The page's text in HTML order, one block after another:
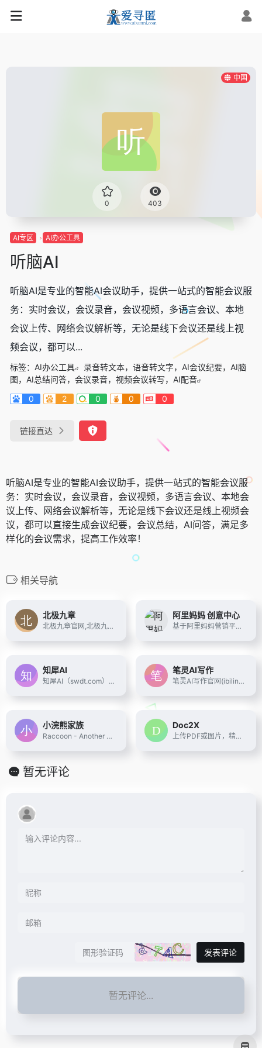
中国
0 403
AI专区 AI办公工具
听脑AI
听脑AI是专业的智能AI会议助手，提供一站式的智能会议服
务：实时会议，会议录音，会议视频，多语言会议、本地
会议上传、网络会议解析等，无论是线下会议还是线上视
频会议，都可以...
标签： AI办公工具
录音转文本，语音转文字，AI会议纪要，AI脑
图，AI总结问答，会议录音，视频会议转写，AI配音
0
2 0 0 0
链接直达
听脑AI是专业的智能AI会议助手，提供一站式的智能会议服
务：实时会议，会议录音，会议视频，多语言会议、本地会
议上传、网络会议解析等，无论是线下会议还是线上视频会
议，都可以直接生成会议纪要，会议总结，AI问答，满足多
样化的会议需求，提高工作效率！
相关导航
北极九章
北极九章官网,北极九章DataGPT,自然语言对话式数据分析软件ChatBI,用AI数据智能问答,实现AI+BI的增强型分析,助力智能决策.已为汽车,制造,金融,零售,快消等行业数十家领先企业提供AI+Data智能应用,满足业务人员自助分析数据,智能生成报表等需求.数据驱动决策.
阿里妈妈 创意中心
基于阿里妈妈营销平台，提供从图文到视频再到落地页的素材级智能化创意支持，是您营销创意数字资产累积和升值的阵地，最大化提升营销的效率和效果。
知犀AI
知犀AI（swdt.com），是一款GPT人工智能Ai思维导图工具，输入一句话即可一键生成思维导图，助您头脑风暴、高效捕捉灵感，并自动拓展脑图或生成文章，显著提高学习或工作效率，快来知犀AI体验吧~
笔灵AI写作
笔灵AI写作官网(ibiling.cn) - 国内领先的AI写作助手与智能工具。专为提高写作效率而设计，提供免费的AI文章改写、论文辅助、商业计划书撰写等服务。无论是学术写作还是商业文案，笔灵AI写作都能快速生成高质量内容，简化您的写作过程。
小浣熊家族
Raccoon - Another Comprehensive CO-pilOt Navigator ｜ Raccoon是基于商汤自研大语言模型的智能助手，包含代码助手、办公助手，满足用户代码编写、数据分析、编程学习等各类需求。
Doc2X
上传PDF或图片，精准公式识别和表格识别,一键高效转换为 Word、LaTeX、HTML、Markdown 等多种格式。支持多语言翻译，提供双语对照翻译体验，搭载大模型技术，满足学术、办公和多场景需求。
暂无评论
发表评论
暂无评论...